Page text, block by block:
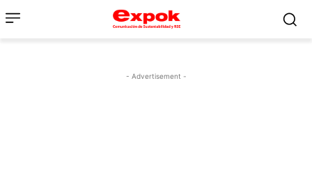
- Advertisement -